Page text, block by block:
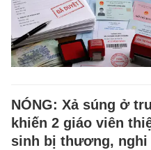
NÓNG: Xả súng ở
khiến 2 giáo viên
sinh bị thương, nghi